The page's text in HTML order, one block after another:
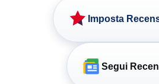
Imposta
Segui